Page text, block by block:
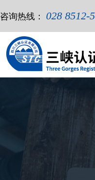
咨询热线： 028 8512-